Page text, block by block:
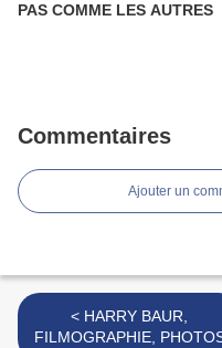
PAS COMME LES AUTRES
Commentaires
Ajouter un
< HARRY BAUR,
FILMOGRAPHIE,